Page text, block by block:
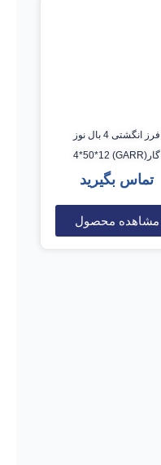
فرز انگشتی 4 بال نوز
گار(GARR) 4*50*12
تماس بگیرید
مشاهده محصول